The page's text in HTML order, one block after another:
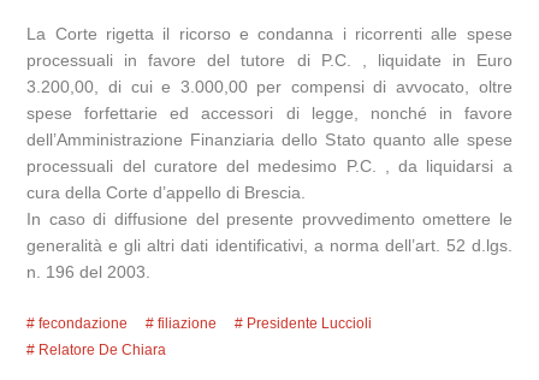
La Corte rigetta il ricorso e condanna i ricorrenti alle spese
processuali in favore del tutore di P.C. , liquidate in Euro
3.200,00, di cui e 3.000,00 per compensi di avvocato, oltre
spese forfettarie ed accessori di legge, nonché in favore
dell’Amministrazione Finanziaria dello Stato quanto alle spese
processuali del curatore del medesimo P.C. , da liquidarsi a
cura della Corte d’appello di Brescia.
In caso di diffusione del presente provvedimento omettere le
generalità e gli altri dati identificativi, a norma dell’art. 52 d.lgs.
n. 196 del 2003.
fecondazione filiazione
Presidente Luccioli
Relatore De Chiara